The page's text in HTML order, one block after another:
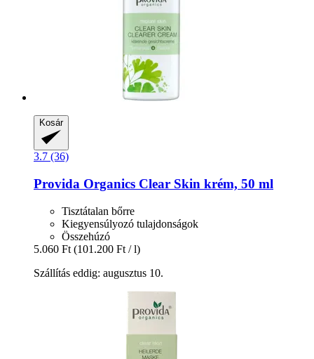
Kosár
3.7 (36)
Provida Organics Clear Skin krém, 50 ml
Tisztátalan bőrre
Kiegyensúlyozó tulajdonságok
Összehúzó
5.060 Ft (101.200 Ft / l)
Szállítás eddig: augusztus 10.